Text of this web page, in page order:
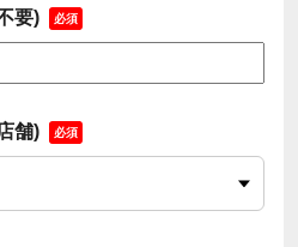
要) 必須
舗) 必須